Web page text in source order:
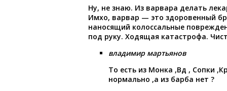
Ну, не знаю. Из варвара делать
Имхо, варвар — это здоровенный
наносящий колоссальные
под руку. Ходящая катастрофа.
владимир мартьянов
То есть из Монка ,Вд , Сопки
нормально ,а из барба нет ?